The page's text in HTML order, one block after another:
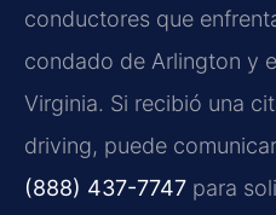
conductores que
condado de Arlington y
Virginia. Si recibió una
driving, puede
(888) 437-7747 para